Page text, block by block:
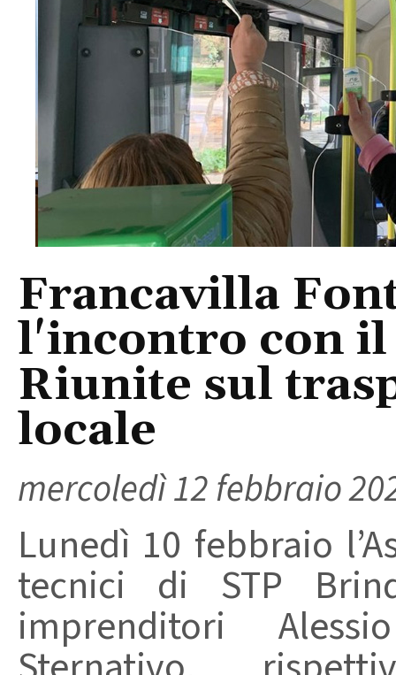
Francavilla
l'incontro con il
Riunite sul
locale
mercoledì 12 febbraio
Lunedì 10 febbraio
tecnici di STP
imprenditori